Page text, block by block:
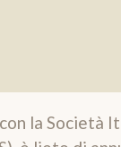
la Società